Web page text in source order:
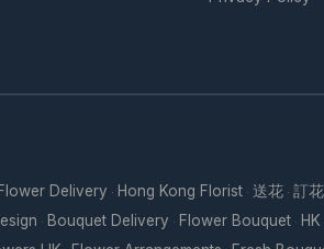
Delivery · Hong Kong Florist · 送花 · 訂花
· Bouquet Delivery · Flower Bouquet ·